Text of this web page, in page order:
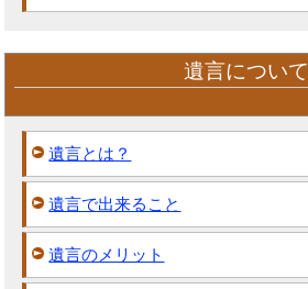
遺言について
遺言とは？
遺言で出来ること
遺言のメリット